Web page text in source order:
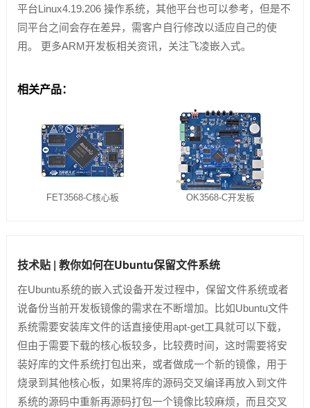
平台Linux4.19.206 操作系统，其他平台也可以参考，但是不
同平台之间会存在差异，需客户自行修改以适应自己的使
用。 更多ARM开发板相关资讯，关注飞凌嵌入式。
相关产品：
FET3568-C核心板 OK3568-C开发板
技术贴 | 教你如何在Ubuntu保留文件系统
在Ubuntu系统的嵌入式设备开发过程中，保留文件系统或者
说备份当前开发板镜像的需求在不断增加。比如Ubuntu文件
系统需要安装库文件的话直接使用apt-get工具就可以下载，
但由于需要下载的核心板较多，比较费时间，这时需要将安
装好库的文件系统打包出来，或者做成一个新的镜像，用于
烧录到其他核心板，如果将库的源码交叉编译再放入到文件
系统的源码中重新再源码打包一个镜像比较麻烦，而且交叉